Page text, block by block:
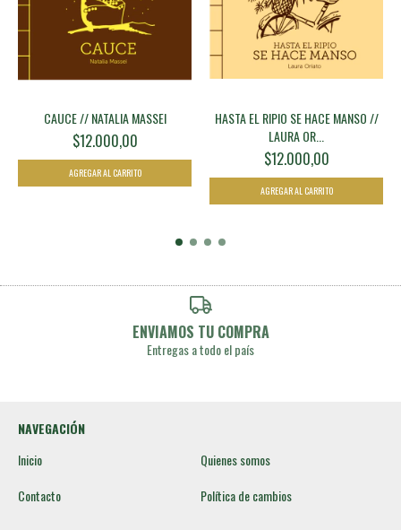
CAUCE // NATALIA MASSEI
$12.000,00
HASTA EL RIPIO SE HACE MANSO //
LAURA OR...
$12.000,00
ENVIAMOS TU COMPRA
Entregas a todo el país
NAVEGACIÓN
Inicio
Quienes somos
Contacto
Política de cambios